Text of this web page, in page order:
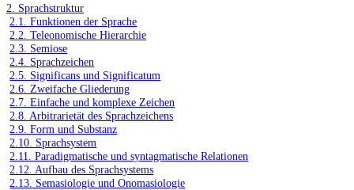
2. Sprachstruktur
2.1. Funktionen der Sprache
2.2. Teleonomische Hierarchie
2.3. Semiose
2.4. Sprachzeichen
2.5. Significans und Significatum
2.6. Zweifache Gliederung
2.7. Einfache und komplexe Zeichen
2.8. Arbitrarietät des Sprachzeichens
2.9. Form und Substanz
2.10. Sprachsystem
2.11. Paradigmatische und syntagmatische Relationen
2.12. Aufbau des Sprachsystems
2.13. Semasiologie und Onomasiologie